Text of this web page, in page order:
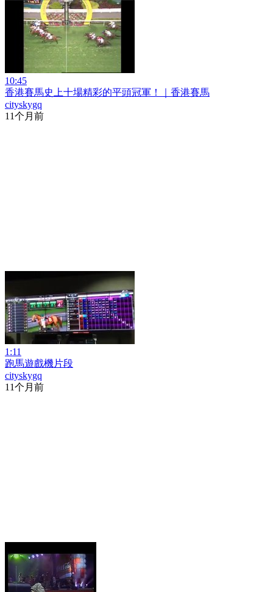
10:45
香港賽馬史上十場精彩的平頭冠軍！｜香港賽馬
cityskygq
11个月前
1:11
跑馬遊戲機片段
cityskygq
11个月前